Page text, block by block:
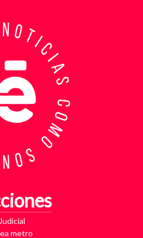
más de 200 cámaras de
además de analizar
con el objetivo
de los sospechosos
comportamiento. Ese
no solo el punto y
del dinero, sino también la
víctimas que habrían
mismo esquema de
recopilada, se
culminó con la captura en
se realizó en el
hallados varios
parte del proceso
utilizada para
Judicial
metro